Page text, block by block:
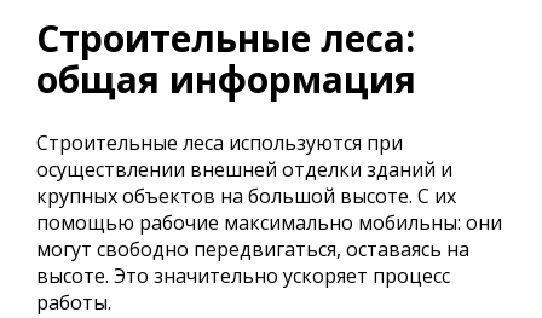
Строительные леса:
общая информация
Строительные леса используются при
осуществлении внешней отделки зданий и
крупных объектов на большой высоте. С их
помощью рабочие максимально мобильны: они
могут свободно передвигаться, оставаясь на
высоте. Это значительно ускоряет процесс
работы.